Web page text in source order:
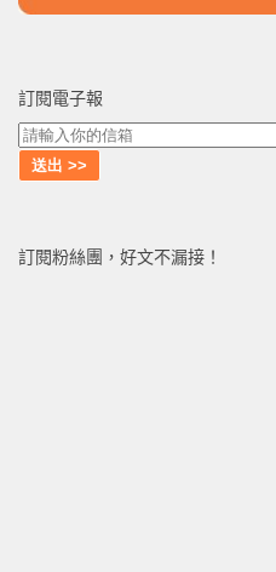
訂閱電子報
訂閱粉絲團，好文不漏接！